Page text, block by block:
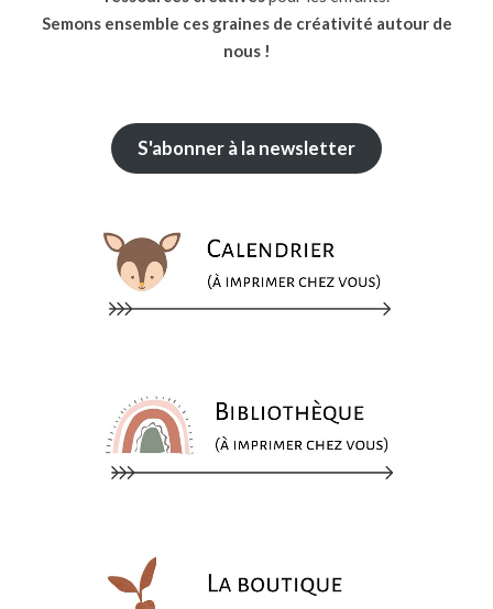
Semons ensemble ces graines de créativité autour de
nous !
S'abonner à la newsletter